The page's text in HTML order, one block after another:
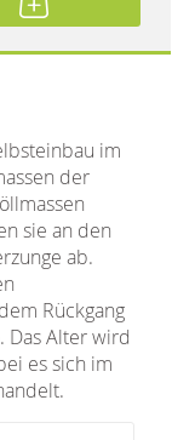
im
der
sie an den
ab.
Rückgang
Das Alter wird
es sich im